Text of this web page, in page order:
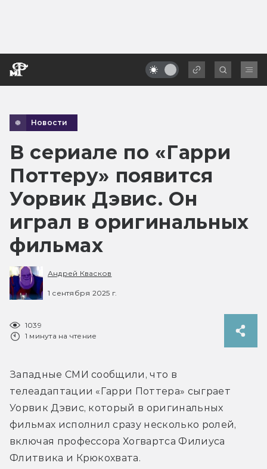
Новости
В сериале по «Гарри
Поттеру» появится
Уорвик Дэвис. Он
играл в оригинальных
фильмах
Андрей Квасков
1 сентября 2025 г.
1039
1 минута на чтение
Западные СМИ сообщили, что в
телеадаптации «Гарри Поттера» сыграет
Уорвик Дэвис, который в оригинальных
фильмах исполнил сразу несколько ролей,
включая профессора Хогвартса Филиуса
Флитвика и Крюкохвата.